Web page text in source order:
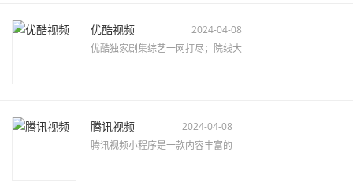
优酷视频
2024-04-08
优酷独家剧集综艺一网打尽；院线大
腾讯视频
2024-04-08
腾讯视频小程序是一款内容丰富的